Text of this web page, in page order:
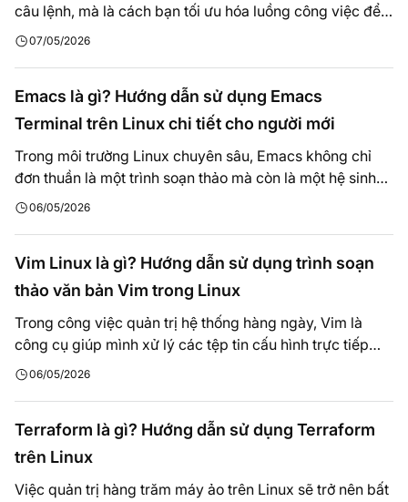
câu lệnh, mà là cách bạn tối ưu hóa luồng công việc để
loại bỏ hoàn toàn các sai sót thủ công khi cập nhật dữ
07/05/2026
Emacs là gì? Hướng dẫn sử dụng Emacs
Terminal trên Linux chi tiết cho người mới
Trong môi trường Linux chuyên sâu, Emacs không chỉ
đơn thuần là một trình soạn thảo mà còn là một hệ sinh
thái mạnh mẽ giúp tôi tối ưu hóa toàn bộ quy trình xử lý
06/05/2026
Vim Linux là gì? Hướng dẫn sử dụng trình soạn
thảo văn bản Vim trong Linux
Trong công việc quản trị hệ thống hàng ngày, Vim là
công cụ giúp mình xử lý các tệp tin cấu hình trực tiếp
trên Server với tốc độ mà các trình soạn thảo thông
06/05/2026
Terraform là gì? Hướng dẫn sử dụng Terraform
trên Linux
Việc quản trị hàng trăm máy ảo trên Linux sẽ trở nên bất